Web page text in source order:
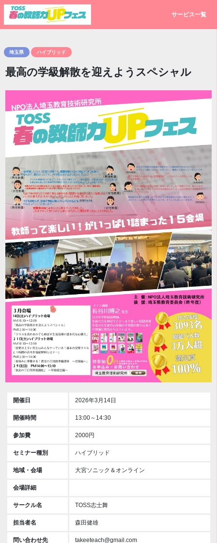
サービス一覧
埼玉県 ハイブリッド
最高の学級解散を迎えようスペシャル
開催日 2026年3月14日
開催時間 13:00～14:30
参加費 2000円
セミナー種別 ハイブリッド
地域・会場 大宮ソニック＆オンライン
会場詳細
サークル名 TOSS志士舞
担当者名 森田健雄
問い合わせ先 takeeteach@gmail.com